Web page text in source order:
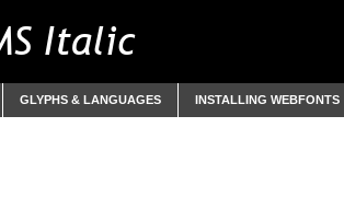
Italic
GLYPHS & LANGUAGES INSTALLING WEBFONTS